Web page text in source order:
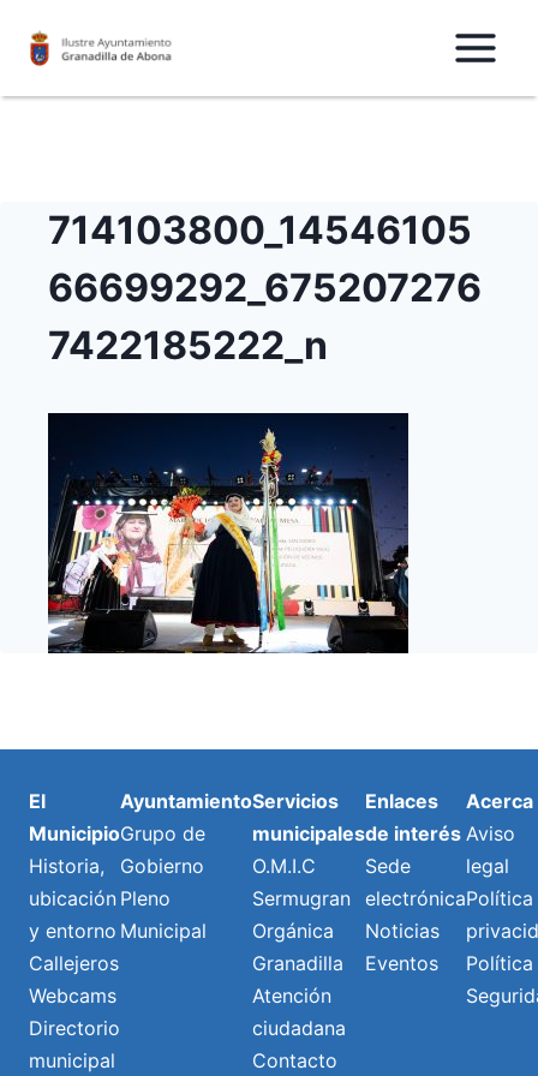
714103800_14546105
66699292_675207276
7422185222_n
El
Municipio
Historia,
ubicación
y entorno
Callejeros
Webcams
Directorio
municipal
Ayuntamiento
Grupo de
Gobierno
Pleno
Municipal
Servicios
municipales
O.M.I.C
Sermugran
Orgánica
Granadilla
Atención
ciudadana
Contacto
Enlaces
de interés
Sede
electrónica
Noticias
Eventos
Acerca
Aviso
legal
Política
Política